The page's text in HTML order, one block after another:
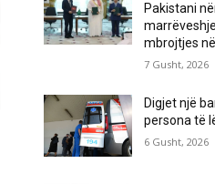
Pakistani
mbrojtjes
7 Gusht, 2026
Digjet një
persona të
6 Gusht, 2026